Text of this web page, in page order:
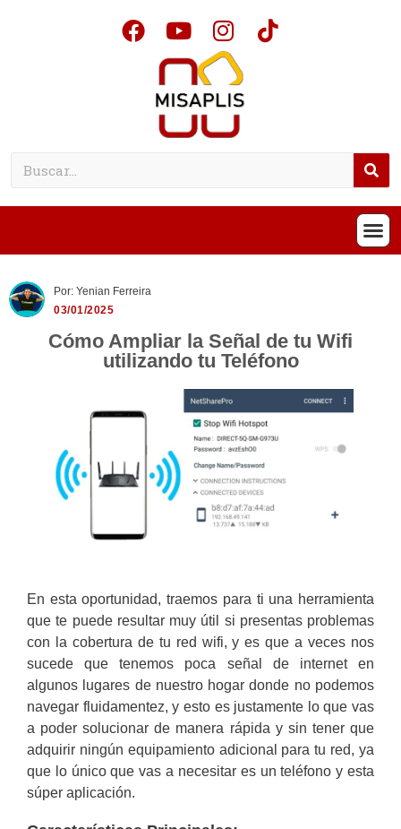
Por: Yenian Ferreira
03/01/2025
Cómo Ampliar la Señal de tu Wifi
utilizando tu Teléfono
En esta oportunidad, traemos para ti una herramienta
que te puede resultar muy útil si presentas problemas
con la cobertura de tu red wifi, y es que a veces nos
sucede que tenemos poca señal de internet en
algunos lugares de nuestro hogar donde no podemos
navegar fluidamentez, y esto es justamente lo que vas
a poder solucionar de manera rápida y sin tener que
adquirir ningún equipamiento adicional para tu red, ya
que lo único que vas a necesitar es un teléfono y esta
súper aplicación.